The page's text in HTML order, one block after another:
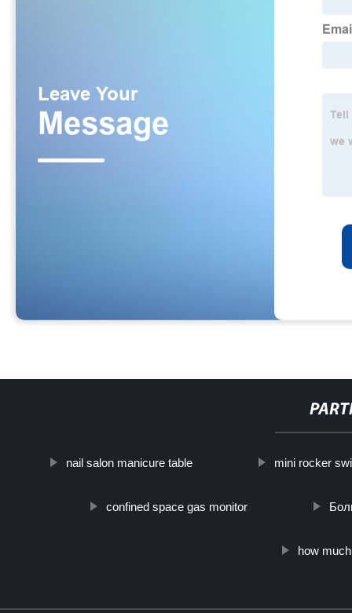
nail salon manicure table mini rocker
confined space gas monitor
how